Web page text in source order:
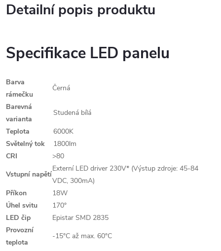
Detailní popis produktu
Specifikace LED panelu
Barva
rámečku
Černá
Barevná
varianta
Studená bílá
Teplota
6000K
Světelný tok
1800lm
CRI
>80
Vstupní napětí
Externí LED driver 230V* (Výstup zdroje: 45-84
VDC, 300mA)
Příkon
18W
Úhel svitu
170°
LED čip
Epistar SMD 2835
Provozní
teplota
-15°C až max. 60°C